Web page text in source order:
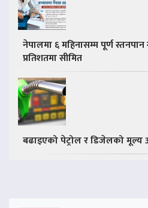
नेपालमा ६ महिनासम्म पूर्ण
प्रतिशतमा सीमित
बढाइएको पेट्रोल र डिजेलको